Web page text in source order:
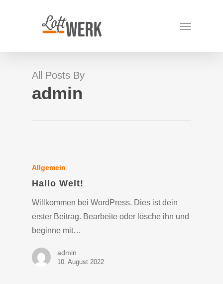
Menu
All Posts By
admin
Allgemein
Hallo Welt!
Willkommen bei WordPress. Dies ist dein
erster Beitrag. Bearbeite oder lösche ihn und
beginne mit…
admin
10. August 2022